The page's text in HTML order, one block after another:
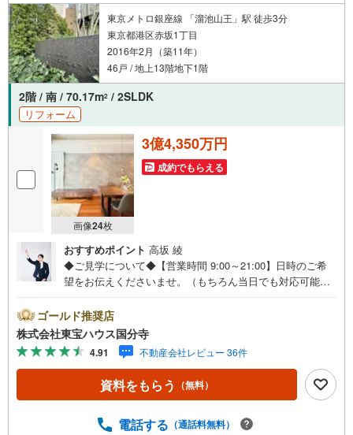
す。■不動産購入のご相談も随時開催中！■ ○住宅ローン
のご相談 ○買換えのご相談 ○ご自宅査定のご相談 ○弊
社買取も行っております
東京メトロ銀座線 「溜池山王」駅 徒歩3分
東京都港区赤坂1丁目
2016年2月（築11年）
46戸 / 地上13階地下1階
2階 / 南 / 70.17m2 / 2SLDK
リフォーム
画像24枚
3億4,350万円
成約でもらえる
おすすめポイント 高坂 綾
◆ご見学について◆【営業時間 9:00～21:00】日時のご希
望をお伝えくださいませ。（もちろん当日でも対応可能で
のご連絡をおすすめいたします。「室内・現地を見学す
る」ボタンよりご予約いただくと、スムーズにご案内可能
です。事前に鍵の手配や内覧準備が必要な場合がございま
すのでご了承ください。◆TOHO HOUSE CLUB◆弊社で売
買いただいたお客様はTOHO HOUSE CLUBにご加入いただ
けます。10～20、30年後のリフォーム、保険やローンの見
ご提供いたします。◆FPによるライフサポート◆専属ファ
ゴールド推奨店
株式会社東宝ハウス国分寺
4.91 不動産会社レビュー 36件
資料をもらう （無料）
電話する （通話料無料）